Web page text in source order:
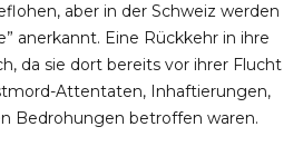
aber in der Schweiz werden
anerkannt. Eine Rückkehr in ihre
da sie dort bereits vor ihrer Flucht
Attentaten, Inhaftierungen,
Bedrohungen betroffen waren.